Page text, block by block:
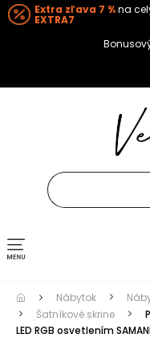
Extra zľava 7 %na
EXTRA7
Toggle
Nábytok
Šatníkové skrine
LED RGB osvetlením